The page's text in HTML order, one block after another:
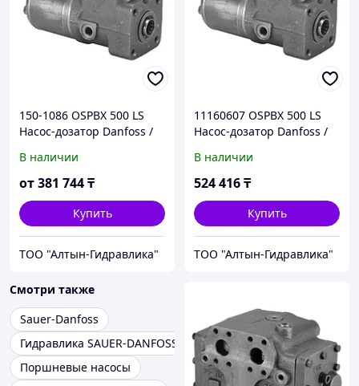
150-1086 OSPBX 500 LS
Насос-дозатор Danfoss /
В наличии
от381 744₸
Купить
ТОО "Алтын-Гидравлика"
11160607 OSPBX 500 LS
Насос-дозатор Danfoss /
В наличии
524 416₸
Купить
ТОО "Алтын-Гидравлика"
Смотри также
Sauer-Danfoss
Гидравлика SAUER-DANFOSS
Поршневые насосы